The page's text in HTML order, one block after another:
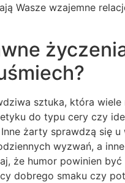
Wasze wzajemne
sztuka, która wiele
do typu cery czy
żarty sprawdzą się u
wyzwań, a
że humor powinien
dobrego smaku czy